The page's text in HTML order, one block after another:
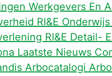
Werkgevers En
RI&E
RI&E Detail-
Laatste Nieuws
Arbocatalogi